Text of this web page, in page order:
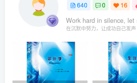
640 0 16
Work hard in silence, let
在沉默中努力，让成功自己发声